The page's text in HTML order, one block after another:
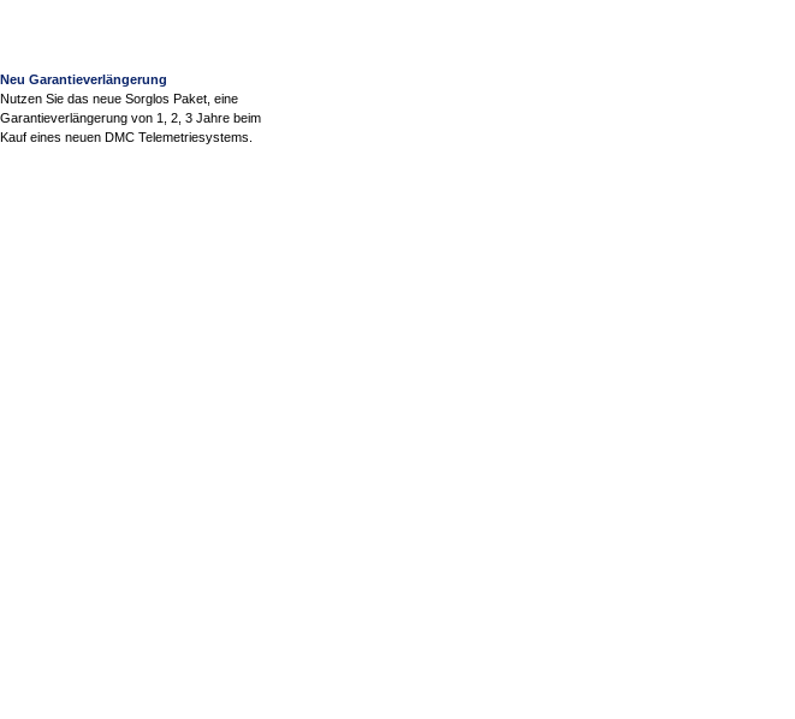
Neu Garantieverlängerung
Nutzen Sie das neue Sorglos Paket, eine
Garantieverlängerung von 1, 2, 3 Jahre beim
Kauf eines neuen DMC Telemetriesystems.